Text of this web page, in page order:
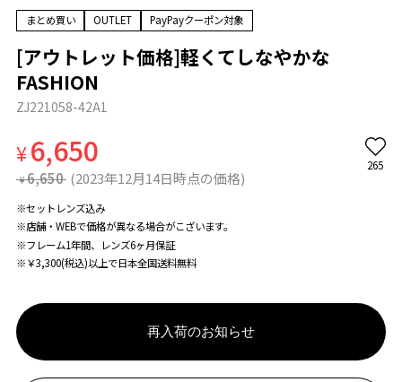
まとめ買い OUTLET PayPayクーポン対象
[アウトレット価格]軽くてしなやかな
FASHION
ZJ221058-42A1
¥6,650
¥ 6,650 (2023年12月14日時点の価格)
265
※セットレンズ込み
※店舗・WEBで価格が異なる場合がこざいます。
※フレーム1年間、レンズ6ヶ月保証
※￥3,300(税込)以上で日本全国送料無料
再入荷のお知らせ